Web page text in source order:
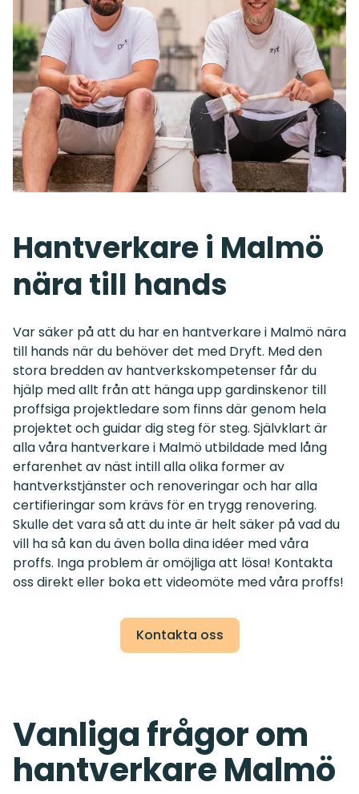
Hantverkare i Malmö
nära till hands
Var säker på att du har en hantverkare i Malmö nära
till hands när du behöver det med Dryft. Med den
stora bredden av hantverkskompetenser får du
hjälp med allt från att hänga upp gardinskenor till
proffsiga projektledare som finns där genom hela
projektet och guidar dig steg för steg. Självklart är
alla våra hantverkare i Malmö utbildade med lång
erfarenhet av näst intill alla olika former av
hantverkstjänster och renoveringar och har alla
certifieringar som krävs för en trygg renovering.
Skulle det vara så att du inte är helt säker på vad du
vill ha så kan du även bolla dina idéer med våra
proffs. Inga problem är omöjliga att lösa! Kontakta
oss direkt eller boka ett videomöte med våra proffs!
Kontakta oss
Vanliga frågor om
hantverkare Malmö